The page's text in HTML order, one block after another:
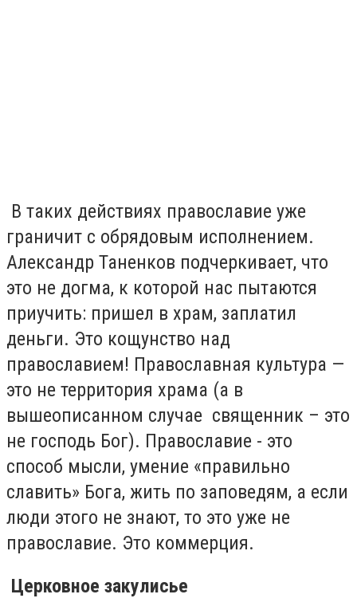
В таких действиях православие уже
граничит с обрядовым исполнением.
Александр Таненков подчеркивает, что
это не догма, к которой нас пытаются
приучить: пришел в храм, заплатил
деньги. Это кощунство над
православием! Православная культура —
это не территория храма (а в
вышеописанном случае священник – это
не господь Бог). Православие - это
способ мысли, умение «правильно
славить» Бога, жить по заповедям, а если
люди этого не знают, то это уже не
православие. Это коммерция.
Церковное закулисье